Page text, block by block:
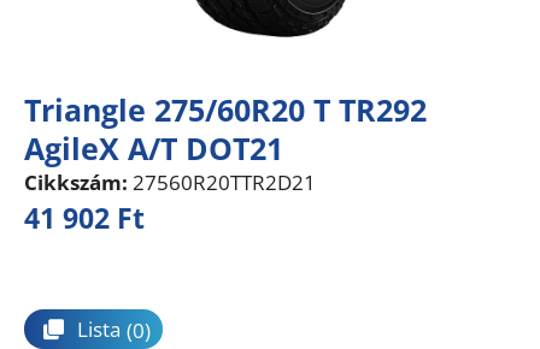
Triangle 275/60R20 T TR292
AgileX A/T DOT21
Cikkszám: 27560R20TTR2D21
41 902 Ft
Lista (0)